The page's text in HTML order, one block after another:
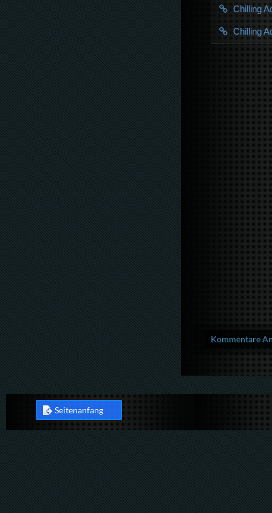
Chilling
Chilling
Kommentare
Seitenanfang